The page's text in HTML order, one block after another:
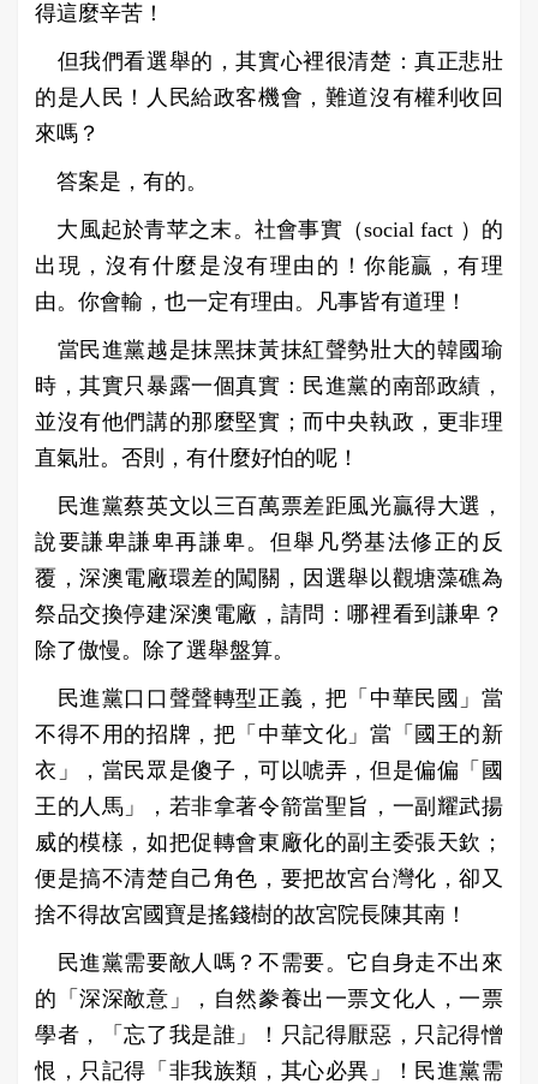
得這麼辛苦！
但我們看選舉的，其實心裡很清楚：真正悲壯
的是人民！人民給政客機會，難道沒有權利收回
來嗎？
答案是，有的。
大風起於青苹之末。社會事實（social fact ）的
出現，沒有什麼是沒有理由的！你能贏，有理
由。你會輸，也一定有理由。凡事皆有道理！
當民進黨越是抹黑抹黃抹紅聲勢壯大的韓國瑜
時，其實只暴露一個真實：民進黨的南部政績，
並沒有他們講的那麼堅實；而中央執政，更非理
直氣壯。否則，有什麼好怕的呢！
民進黨蔡英文以三百萬票差距風光贏得大選，
說要謙卑謙卑再謙卑。但舉凡勞基法修正的反
覆，深澳電廠環差的闖關，因選舉以觀塘藻礁為
祭品交換停建深澳電廠，請問：哪裡看到謙卑？
除了傲慢。除了選舉盤算。
民進黨口口聲聲轉型正義，把「中華民國」當
不得不用的招牌，把「中華文化」當「國王的新
衣」，當民眾是傻子，可以唬弄，但是偏偏「國
王的人馬」，若非拿著令箭當聖旨，一副耀武揚
威的模樣，如把促轉會東廠化的副主委張天欽；
便是搞不清楚自己角色，要把故宮台灣化，卻又
捨不得故宮國寶是搖錢樹的故宮院長陳其南！
民進黨需要敵人嗎？不需要。它自身走不出來
的「深深敵意」，自然豢養出一票文化人，一票
學者，「忘了我是誰」！只記得厭惡，只記得憎
恨，只記得「非我族類，其心必異」！民進黨需